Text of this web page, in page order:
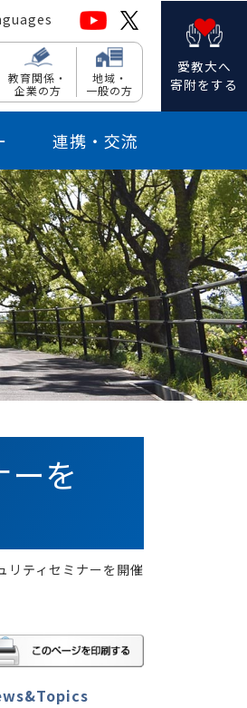
教育関係・
企業の方
地域・
一般の方
愛教大へ
寄附をする
連携・交流
を
リティセミナーを開催